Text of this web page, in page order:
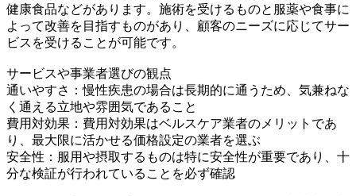
健康食品などがあります。施術を受けるものと服薬や食事に
よって改善を目指すものがあり、顧客のニーズに応じてサー
ビスを受けることが可能です。
サービスや事業者選びの観点
通いやすさ：慢性疾患の場合は長期的に通うため、気兼ねな
く通える立地や雰囲気であること
費用対効果：費用対効果はベルスケア業者のメリットであ
り、最大限に活かせる価格設定の業者を選ぶ
安全性：服用や摂取するものは特に安全性が重要であり、十
分な検証が行われていることを必ず確認